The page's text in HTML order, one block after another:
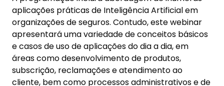
O seminário será ministrado em espanhol por
Gustavo Bohorquez, parceiro de Estratégia e
Transformação, Seguros da WorkingMinds.Com
mais de 34 anos de experiência em estratégia e
transformação de negócios, ele atua como diretor
independente, consultor e em posições de